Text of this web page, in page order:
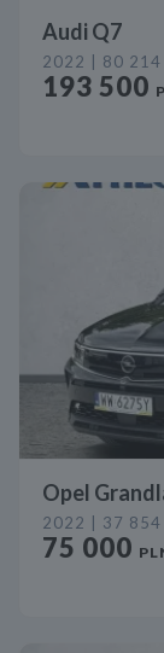
Audi Q7
2022 | 80 214
193 500
Opel
2022 | 37 854
75 000